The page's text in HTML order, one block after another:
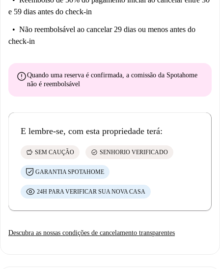
e 59 dias antes do check-in
Não reembolsável ao cancelar 29 dias ou menos antes do
check-in
errorQuando uma reserva é confirmada, a comissão da Spotahome
não é reembolsável
E lembre-se, com esta propriedade terá:
savings SEM CAUÇÃO check_circle SENHORIO VERIFICADO
GARANTIA SPOTAHOME
24H PARA VERIFICAR SUA NOVA CASA
Descubra as nossas condições de cancelamento transparentes